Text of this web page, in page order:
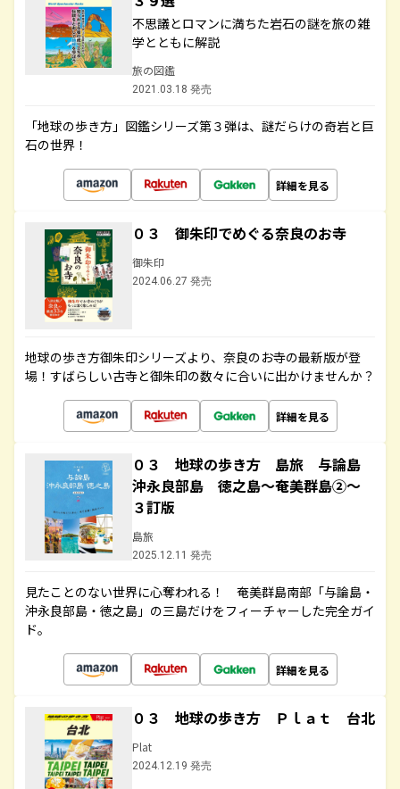
不思議とロマンに満ちた岩石の謎を旅の雑
学とともに解説
旅の図鑑
2021.03.18 発売
「地球の歩き方」図鑑シリーズ第３弾は、謎だらけの奇岩と巨
石の世界！
詳細を見る
０３ 御朱印でめぐる奈良のお寺
御朱印
2024.06.27 発売
地球の歩き方御朱印シリーズより、奈良のお寺の最新版が登
場！すばらしい古寺と御朱印の数々に合いに出かけませんか？
詳細を見る
０３ 地球の歩き方 島旅 与論島
沖永良部島 徳之島～奄美群島②～
３訂版
島旅
2025.12.11 発売
見たことのない世界に心奪われる！ 奄美群島南部「与論島・
沖永良部島・徳之島」の三島だけをフィーチャーした完全ガイ
ド。
詳細を見る
０３ 地球の歩き方 Ｐｌａｔ 台北
Plat
2024.12.19 発売